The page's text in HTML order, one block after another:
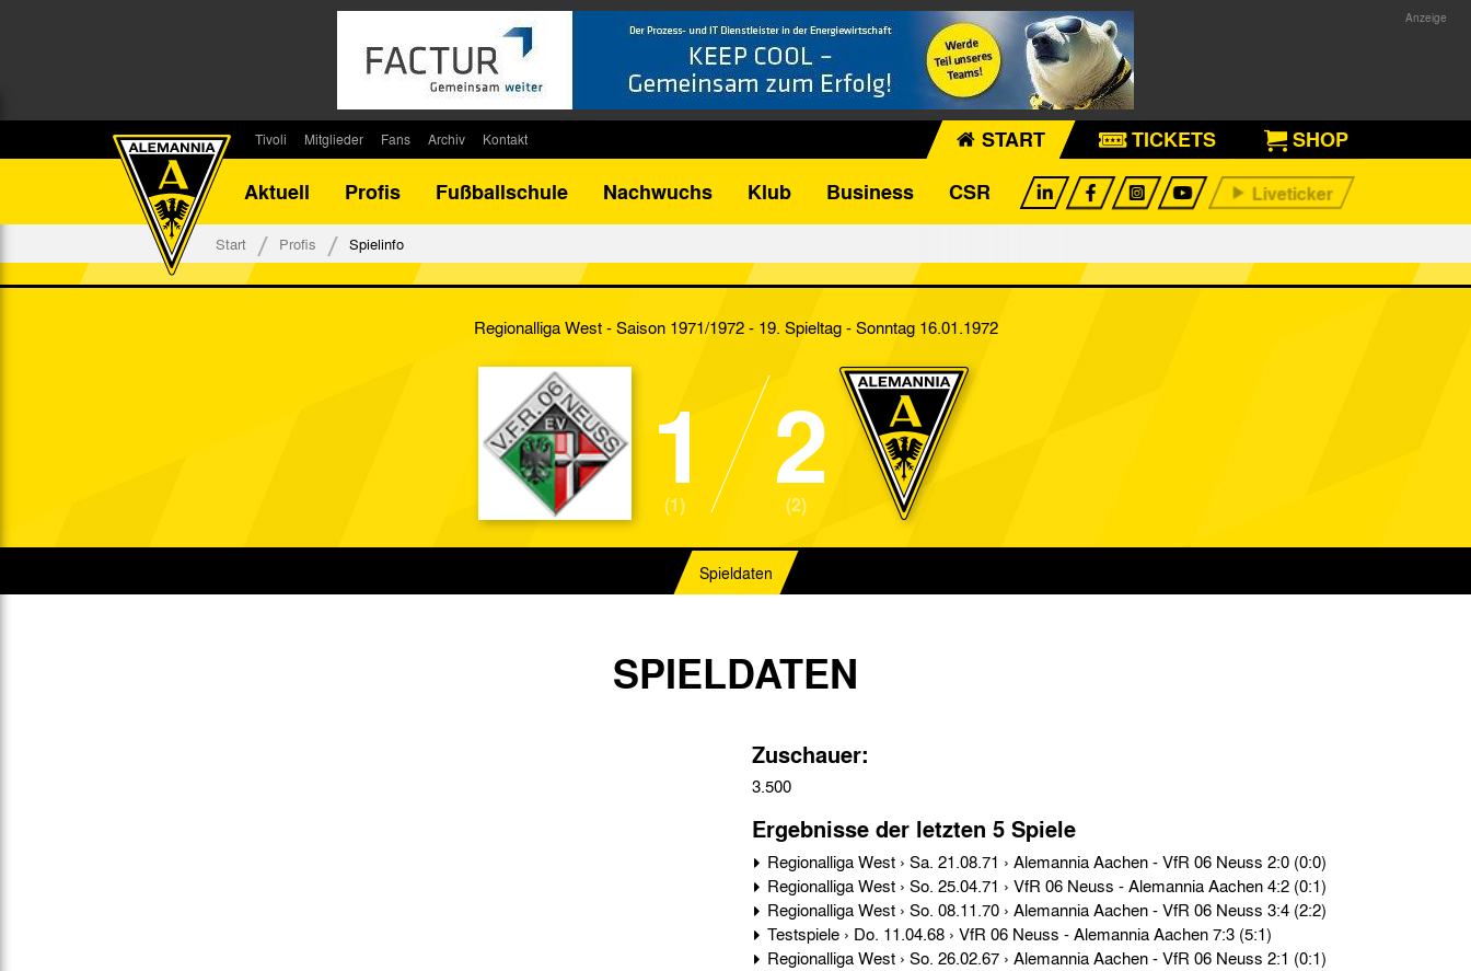
Tivoli
Stadionsprecher
Mitglieder
Kontakt
Fans
Fanbeirat
Fan-Klubs
Archiv
Ahnentafel
Kontakt START TICKETS
SHOP
Aktuell
Profis Fußballschule Nachwuchs Klub Business CSR
Start Profis Spielinfo
Regionalliga West - Saison 1971/1972 - 19. Spieltag- Sonntag 16.01.1972
1
(1) 2
(2)
Spieldaten
SPIELDATEN
Zuschauer:
3.500
Ergebnisse der letzten 5 Spiele
Regionalliga West › Sa. 21.08.71 › Alemannia Aachen - VfR 06 Neuss 2:0 (0:0)
Regionalliga West › So. 25.04.71 › VfR 06 Neuss - Alemannia Aachen 4:2 (0:1)
Regionalliga West › So. 08.11.70 › Alemannia Aachen - VfR 06 Neuss 3:4 (2:2)
Testspiele › Do. 11.04.68 › VfR 06 Neuss - Alemannia Aachen 7:3 (5:1)
Regionalliga West › So. 26.02.67 › Alemannia Aachen - VfR 06 Neuss 2:1 (0:1)